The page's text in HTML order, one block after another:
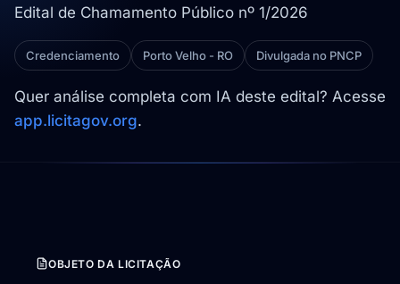
Edital de Chamamento Público nº 1/2026
Credenciamento Porto Velho - RO Divulgada no PNCP
Quer análise completa com IA deste edital? Acesse
app.licitagov.org.
OBJETO DA LICITAÇÃO